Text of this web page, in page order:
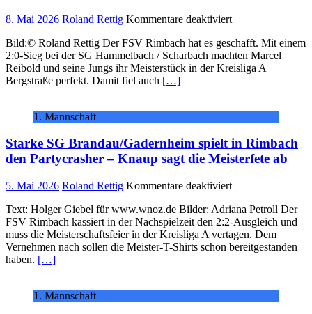
8. Mai 2026 Roland Rettig Kommentare deaktiviertfür
Meister!!!!
Bild:© Roland Rettig Der FSV Rimbach hat es geschafft. Mit einem
2:0-Sieg bei der SG Hammelbach / Scharbach machten Marcel
Reibold und seine Jungs ihr Meisterstück in der Kreisliga A
Bergstraße perfekt. Damit fiel auch […]
1. Mannschaft
Starke SG Brandau/Gadernheim spielt in Rimbach
den Partycrasher – Knaup sagt die Meisterfete ab
5. Mai 2026 Roland Rettig Kommentare deaktiviertfür
SG
Brandau/
spielt
in
Text: Holger Giebel für www.wnoz.de Bilder: Adriana Petroll Der
FSV Rimbach kassiert in der Nachspielzeit den 2:2-Ausgleich und
muss die Meisterschaftsfeier in der Kreisliga A vertagen. Dem
Vernehmen nach sollen die Meister-T-Shirts schon bereitgestanden
haben. […]
1. Mannschaft